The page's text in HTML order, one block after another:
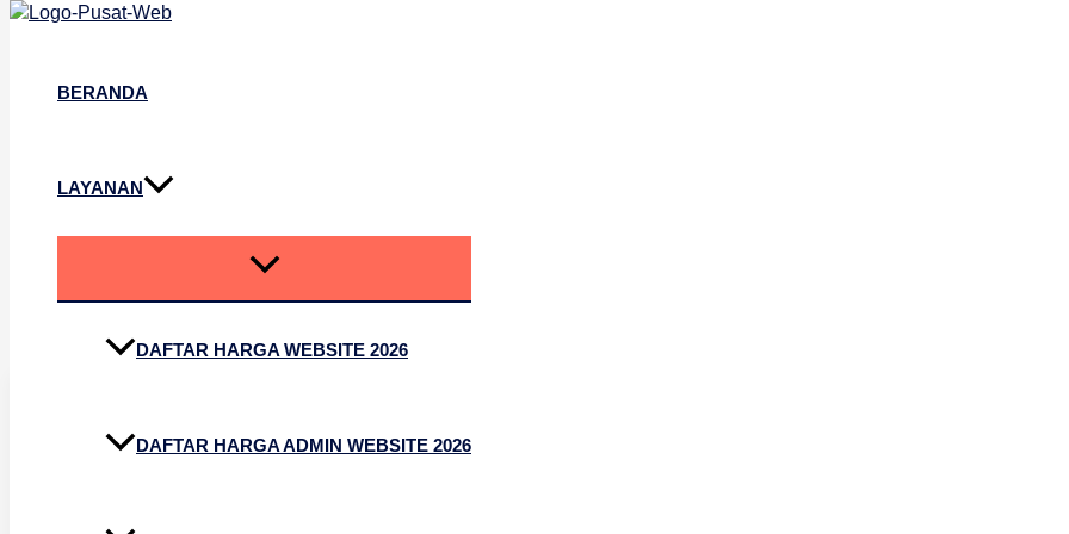
Lewati ke konten
BERANDA
LAYANAN
DAFTAR HARGA WEBSITE 2026
DAFTAR HARGA ADMIN WEBSITE 2026
Company Profile Sekolah Deiyai
Company Profile